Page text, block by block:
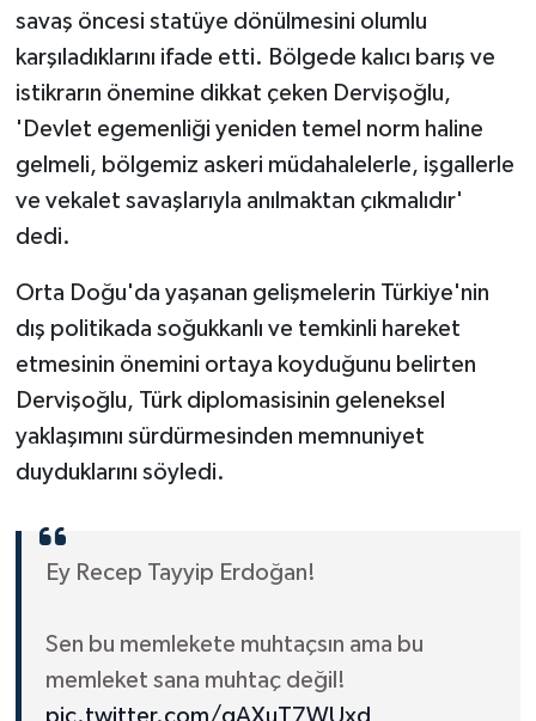
savaş öncesi statüye dönülmesini olumlu
karşıladıklarını ifade etti. Bölgede kalıcı barış ve
istikrarın önemine dikkat çeken Dervişoğlu,
'Devlet egemenliği yeniden temel norm haline
gelmeli, bölgemiz askeri müdahalelerle, işgallerle
ve vekalet savaşlarıyla anılmaktan çıkmalıdır'
dedi.
Orta Doğu'da yaşanan gelişmelerin Türkiye'nin
dış politikada soğukkanlı ve temkinli hareket
etmesinin önemini ortaya koyduğunu belirten
Dervişoğlu, Türk diplomasisinin geleneksel
yaklaşımını sürdürmesinden memnuniyet
duyduklarını söyledi.
Ey Recep Tayyip Erdoğan!
Sen bu memlekete muhtaçsın ama bu
memleket sana muhtaç değil!